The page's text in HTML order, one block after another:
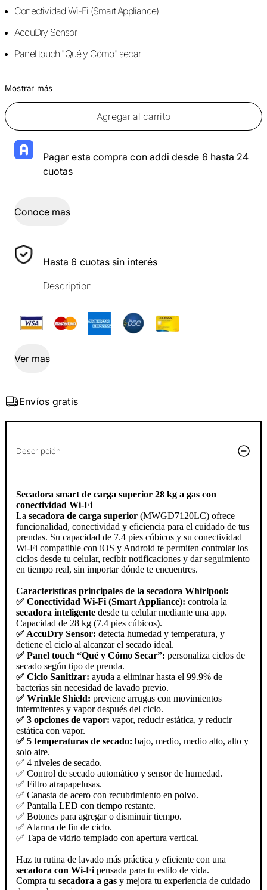
Conectividad Wi-Fi (Smart Appliance)
AccuDry Sensor
Panel touch "Qué y Cómo" secar
Mostrar más
Agregar al carrito
Pagar esta compra con addi desde 6 hasta 24
cuotas
Conoce mas
Hasta 6 cuotas sin interés
Description
Ver mas
Envíos gratis
Descripción
Secadora smart de carga superior 28 kg a gas con
conectividad Wi-Fi
La secadora de carga superior (MWGD7120LC) ofrece
funcionalidad, conectividad y eficiencia para el cuidado de tus
prendas. Su capacidad de 7.4 pies cúbicos y su conectividad
Wi-Fi compatible con iOS y Android te permiten controlar los
ciclos desde tu celular, recibir notificaciones y dar seguimiento
en tiempo real, sin importar dónde te encuentres.
Características principales de la secadora Whirlpool:
✅ Conectividad Wi-Fi (Smart Appliance): controla la
secadora inteligente desde tu celular mediante una app.
Capacidad de 28 kg (7.4 pies cúbicos).
✅ AccuDry Sensor: detecta humedad y temperatura, y
detiene el ciclo al alcanzar el secado ideal.
✅ Panel touch “Qué y Cómo Secar”: personaliza ciclos de
secado según tipo de prenda.
✅ Ciclo Sanitizar: ayuda a eliminar hasta el 99.9% de
bacterias sin necesidad de lavado previo.
✅ Wrinkle Shield: previene arrugas con movimientos
intermitentes y vapor después del ciclo.
✅ 3 opciones de vapor: vapor, reducir estática, y reducir
estática con vapor.
✅ 5 temperaturas de secado: bajo, medio, medio alto, alto y
solo aire.
✅ 4 niveles de secado.
✅ Control de secado automático y sensor de humedad.
✅ Filtro atrapapelusas.
✅ Canasta de acero con recubrimiento en polvo.
✅ Pantalla LED con tiempo restante.
✅ Botones para agregar o disminuir tiempo.
✅ Alarma de fin de ciclo.
✅ Tapa de vidrio templado con apertura vertical.
Haz tu rutina de lavado más práctica y eficiente con una
secadora con Wi-Fi pensada para tu estilo de vida.
Compra tu secadora a gas y mejora tu experiencia de cuidado